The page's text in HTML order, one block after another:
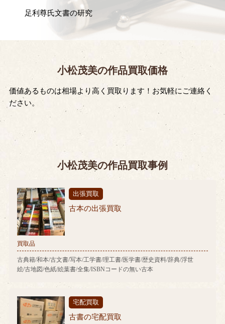
足利尊氏文書の研究
小松茂美の作品買取価格
価値あるものは相場より高く買取ります！お気軽にご連絡く
ださい。
小松茂美の作品買取事例
出張買取
古本の出張買取
買取品
古典籍/和本/古文書/写本/工学書/理工書/医学書/歴史資料/辞典/浮世
絵/古地図/色紙/絵葉書/全集/ISBNコードの無い古本
宅配買取
古書の宅配買取